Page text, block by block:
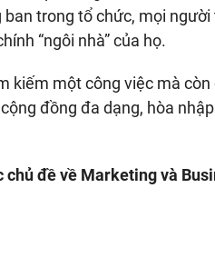
trong tổ chức, mọi
“ngôi nhà” của họ.
kiếm một công việc mà
đồng đa dạng, hòa
chủ đề về Marketing và